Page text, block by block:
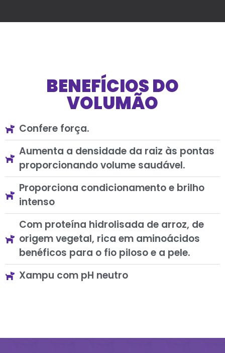
BENEFÍCIOS DO
VOLUMÃO
Confere força.
Aumenta a densidade da raiz às pontas
proporcionando volume saudável.
Proporciona condicionamento e brilho
intenso
Com proteína hidrolisada de arroz, de
origem vegetal, rica em aminoácidos
benéficos para o fio piloso e a pele.
Xampu com pH neutro